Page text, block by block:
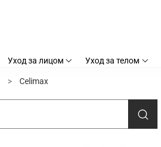
Уход за лицом Уход за телом
Celimax